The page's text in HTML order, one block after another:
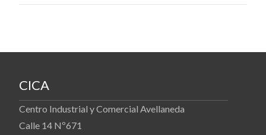
CICA
Centro Industrial y Comercial Avellaneda
Calle 14 Nº671